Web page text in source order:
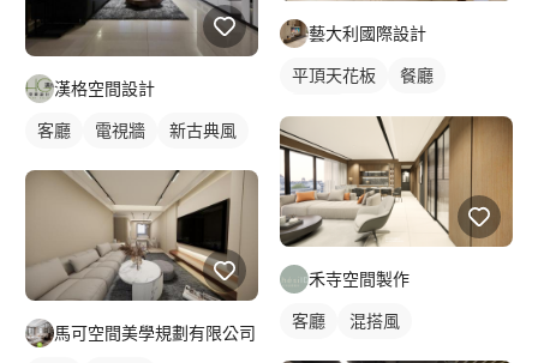
漢格空間設計
客廳 電視牆 新古典風
馬可空間美學規劃有限公司
藝大利國際設計
平頂天花板
餐廳
禾寺空間製作
客廳 混搭風